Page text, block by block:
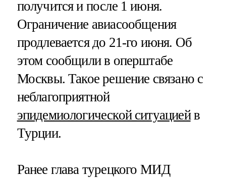
получится и после 1 июня.
Ограничение авиасообщения
продлевается до 21-го июня. Об
этом сообщили в оперштабе
Москвы. Такое решение связано с
неблагоприятной
эпидемиологической ситуациейв
Турции.
Ранее глава турецкого МИД